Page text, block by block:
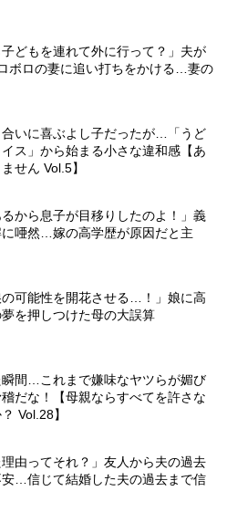
子どもを連れて外に行って？」夫が
ボロの妻に追い打ちをかける…妻の
いに喜ぶよし子だったが…「うど
ス」から始まる小さな違和感【あ
せん Vol.5】
るから息子が目移りしたのよ！」義
唖然…嫁の高学歴が原因だと主
の可能性を開花させる…！」娘に高
を押しつけた母の大誤算
間…これまで嫌味なヤツらが媚び
だな！【母親ならすべてを許さな
Vol.28】
理由ってそれ？」友人から夫の過去
…信じて結婚した夫の過去まで信